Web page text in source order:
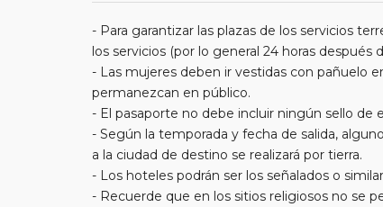
- Para garantizar las plazas de los servicios
los servicios (por lo general 24 horas después
- Las mujeres deben ir vestidas con pañuelo
permanezcan en público.
- El pasaporte no debe incluir ningún sello de
- Según la temporada y fecha de salida,
a la ciudad de destino se realizará por tierra.
- Los hoteles podrán ser los señalados o
- Recuerde que en los sitios religiosos no se